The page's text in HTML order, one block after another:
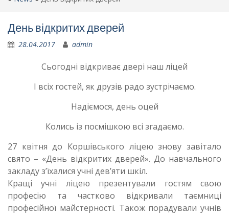
День відкритих дверей
28.04.2017 admin
Сьогодні відкриває двері наш ліцей
І всіх гостей, як друзів радо зустрічаємо.
Надіємося, день оцей
Колись із посмішкою всі згадаємо.
27 квітня до Коршівського ліцею знову завітало
свято – «День відкритих дверей». До навчального
закладу з’їхалися учні дев’яти шкіл.
Кращі учні ліцею презентували гостям свою
професію та частково відкривали таємниці
професійної майстерності. Також порадували учнів